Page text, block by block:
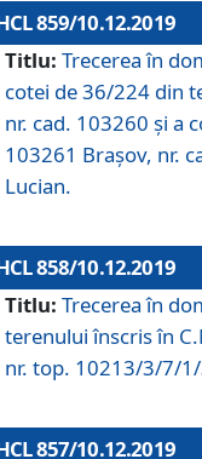
859/10.12.2019
Titlu: Trecerea în
cotei de 36/224 din
nr. cad. 103260 și a
103261 Brașov, nr.
Lucian.
858/10.12.2019
Titlu: Trecerea în
terenului înscris în
nr. top. 10213/3/7/
857/10.12.2019